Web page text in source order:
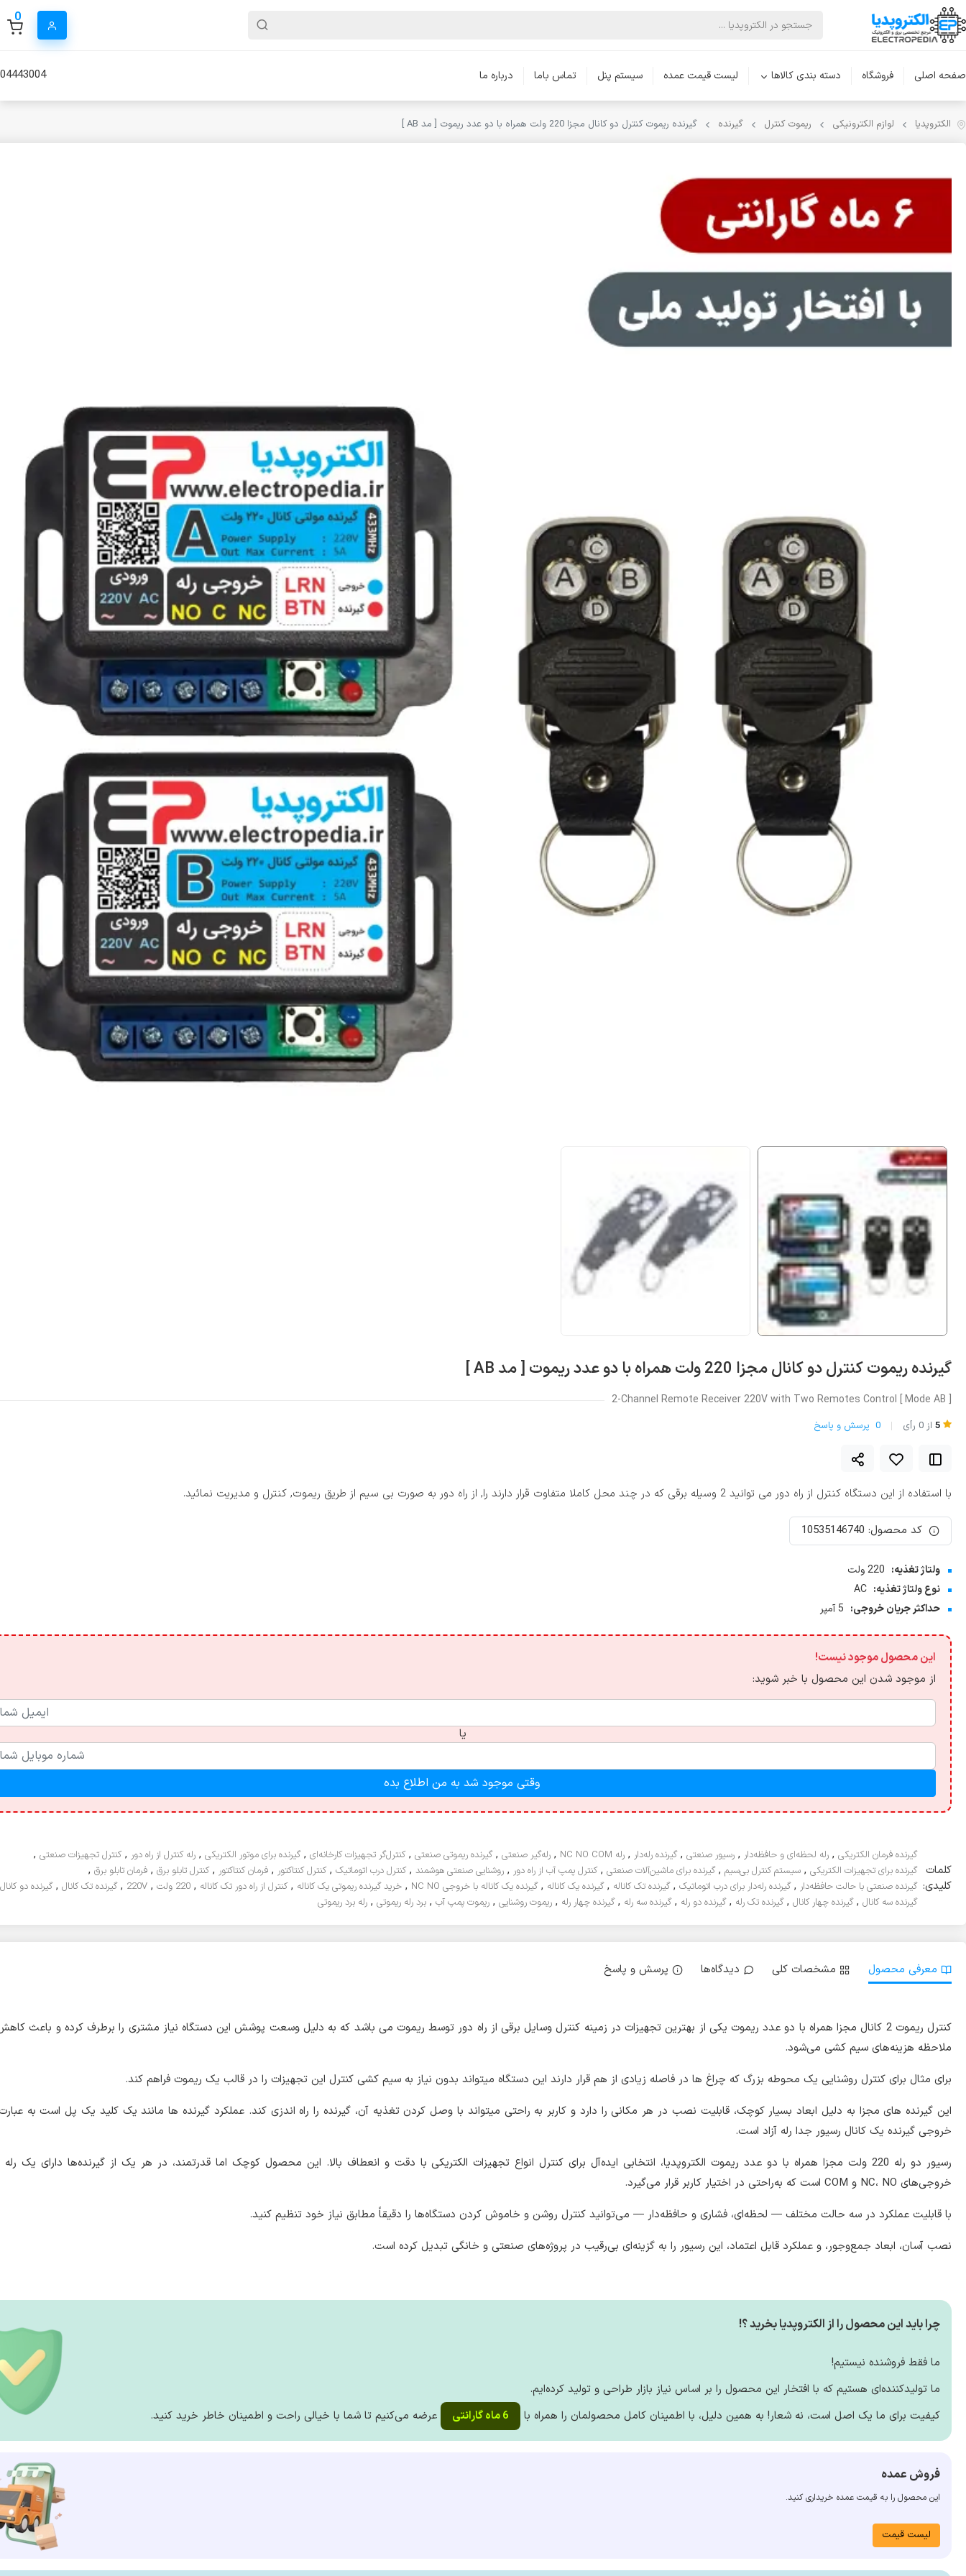
0
صفحه اصلی فروشگاه دسته بندی کالاها لیست قیمت عمده سیستم پنل تماس باما درباره ما
الکتروپدیا لوازم الکترونیکی ریموت کنترل گیرنده گیرنده ریموت کنترل دو کانال مجزا 220 ولت همراه با دو عدد ریموت [ مد AB ]
گیرنده ریموت کنترل دو کانال مجزا 220 ولت همراه با دو عدد ریموت [ مد AB ]
2-Channel Remote Receiver 220V with Two Remotes Control [ Mode AB ]
5 از 0 رأی 0 پرسش و پاسخ
با استفاده از این دستگاه کنترل از راه دور می توانید 2 وسیله برقی که در چند محل کاملا متفاوت قرار دارند را, از راه دور به صورت بی سیم از طریق ریموت, کنترل و مدیریت نمائید.
کد محصول: 10535146740
ولتاژ تغذیه: 220 ولت
نوع ولتاژ تغذیه: AC
حداکثر جریان خروجی: 5 آمپر
این محصول موجود نیست!
از موجود شدن این محصول با خبر شوید:
یا
وقتی موجود شد به من اطلاع بده
کلمات
کلیدی:
گیرنده فرمان الکتریکی , رله لحظه‌ای و حافظه‌دار , رسیور صنعتی ,گیرنده رله‌دار , رله NC NO COM , رله‌گیر صنعتی ,گیرنده ریموتی صنعتی ,کنترل‌گر تجهیزات کارخانه‌ای ,گیرنده برای موتور الکتریکی , رله کنترل از راه دور ,کنترل تجهیزات صنعتی ,
گیرنده برای تجهیزات الکتریکی , سیستم کنترل بی‌سیم ,گیرنده برای ماشین‌آلات صنعتی ,کنترل پمپ آب از راه دور , روشنایی صنعتی هوشمند ,کنترل درب اتوماتیک ,کنترل کنتاکتور , فرمان کنتاکتور ,کنترل تابلو برق , فرمان تابلو برق ,
گیرنده صنعتی با حالت حافظه‌دار ,گیرنده رله‌دار برای درب اتوماتیک ,گیرنده تک کاناله ,گیرنده یک کاناله ,گیرنده یک کاناله با خروجی NC NO , خرید گیرنده ریموتی یک کاناله ,کنترل از راه دور تک کاناله , 220 ولت ,
220V
,گیرنده تک کانال ,گیرنده دو کانال
گیرنده سه کانال ,گیرنده چهار کانال ,گیرنده تک رله ,گیرنده دو رله ,گیرنده سه رله ,گیرنده چهار رله , ریموت روشنایی , ریموت پمپ آب , برد رله ریموتی , رله برد ریموتی
معرفی محصول مشخصات کلی دیدگاه‌ها پرسش و پاسخ
​کنترل ریموت 2 کانال مجزا همراه با دو عدد ریموت یکی از بهترین تجهیزات در زمینه کنترل وسایل برقی از راه دور توسط ریموت می باشد که به دلیل وسعت پوشش این دستگاه نیاز مشتری را برطرف کرده و باعث
ملاحظه هزینه‌های سیم کشی می‌شود.
برای مثال برای کنترل روشنایی یک محوطه بزرگ که چراغ ها در فاصله زیادی از هم قرار دارند این دستگاه میتواند بدون نیاز به سیم کشی کنترل این تجهیزات را در قالب یک ریموت فراهم کند.
این گیرنده های مجزا به دلیل ابعاد بسیار کوچک، قابلیت نصب در هر مکانی را دارد و کاربر به راحتی میتواند با وصل کردن تغذیه آن، گیرنده را راه اندزی کند. عملکرد گیرنده ها مانند یک کلید یک پل است به
خروجی گیرنده یک کانال رسیور جدا رله آزاد است.
رسیور دو رله 220 ولت مجزا همراه با دو عدد ریموت الکتروپدیا، انتخابی ایده‌آل برای کنترل انواع تجهیزات الکتریکی با دقت و انعطاف بالا. این محصول کوچک اما قدرتمند، در هر یک از گیرنده‌ها دارای یک رله
خروجی‌های NC، NO و COM است که به‌راحتی در اختیار کاربر قرار می‌گیرد.
با قابلیت عملکرد در سه حالت مختلف — لحظه‌ای، فشاری و حافظه‌دار — می‌توانید کنترل روشن و خاموش کردن دستگاه‌ها را دقیقاً مطابق نیاز خود تنظیم کنید.
نصب آسان، ابعاد جمع‌وجور، و عملکرد قابل اعتماد، این رسیور را به گزینه‌ای بی‌رقیب در پروژه‌های صنعتی و خانگی تبدیل کرده است.
چرا باید این محصول را از الکتروپدیا بخرید ؟!
ما فقط فروشنده نیستیم!
ما تولیدکننده‌ای هستیم که با افتخار این محصول را بر اساس نیاز بازار طراحی و تولید کرده‌ایم.
کیفیت برای ما یک اصل است، نه شعار! به همین دلیل، با اطمینان کامل محصولمان را همراه با
6 ماه گارانتی عرضه می‌کنیم تا شما با خیالی راحت و اطمینان خاطر خرید کنید.
فروش عمده
این محصول را به قیمت عمده خریداری کنید.
لیست قیمت